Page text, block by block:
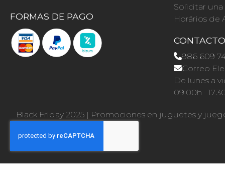
FORMAS DE PAGO
Solicitar
Horários de
CONTACTO
986 609
Correo
De lunes a
09.00h ·
Black Friday 2025 | Promociones en juguetes y